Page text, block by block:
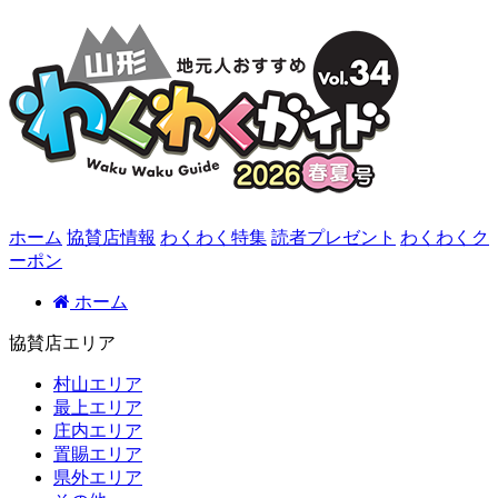
ホーム 協賛店情報 わくわく特集 読者プレゼント わくわくク
ーポン
ホーム
協賛店エリア
村山エリア
最上エリア
庄内エリア
置賜エリア
県外エリア